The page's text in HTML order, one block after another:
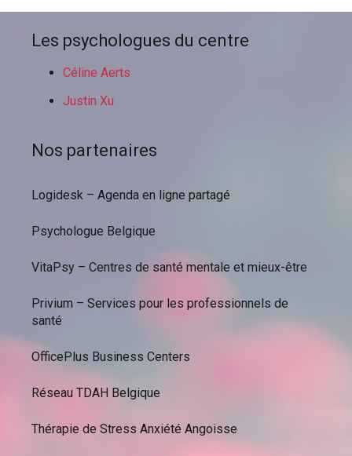
Les psychologues du centre
Céline Aerts
Justin Xu
Nos partenaires
Logidesk – Agenda en ligne partagé
Psychologue Belgique
VitaPsy – Centres de santé mentale et mieux-être
Privium – Services pour les professionnels de
santé
OfficePlus Business Centers
Réseau TDAH Belgique
Thérapie de Stress Anxiété Angoisse